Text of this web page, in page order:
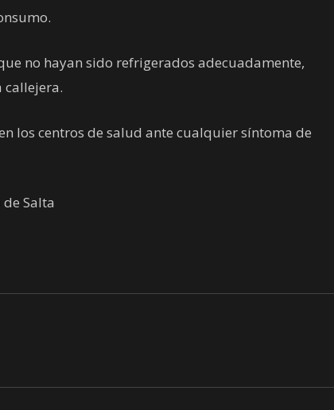
no hayan sido refrigerados adecuadamente,
callejera.
los centros de salud ante cualquier síntoma de
Salta